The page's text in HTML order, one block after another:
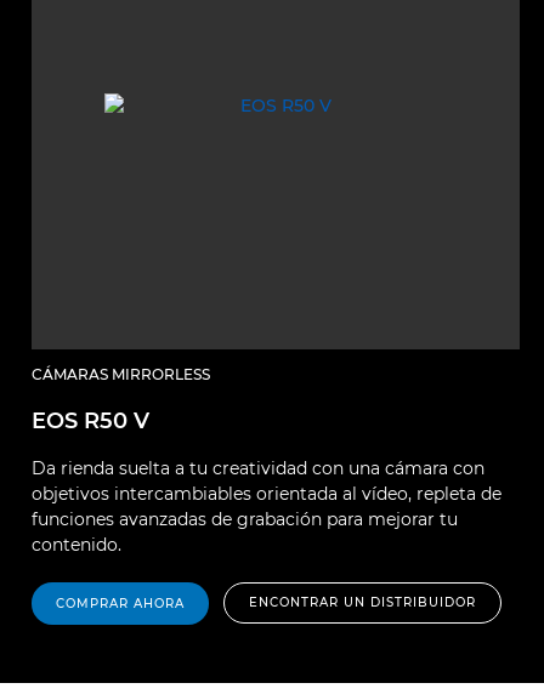
CÁMARAS MIRRORLESS
EOS R50 V
Da rienda suelta a tu creatividad con una cámara con
objetivos intercambiables orientada al vídeo, repleta de
funciones avanzadas de grabación para mejorar tu
contenido.
COMPRAR AHORA ENCONTRAR UN DISTRIBUIDOR